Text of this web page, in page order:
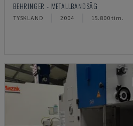
BEHRINGER - METALLBANDSÅG
TYSKLAND 2004 15.800 tim.